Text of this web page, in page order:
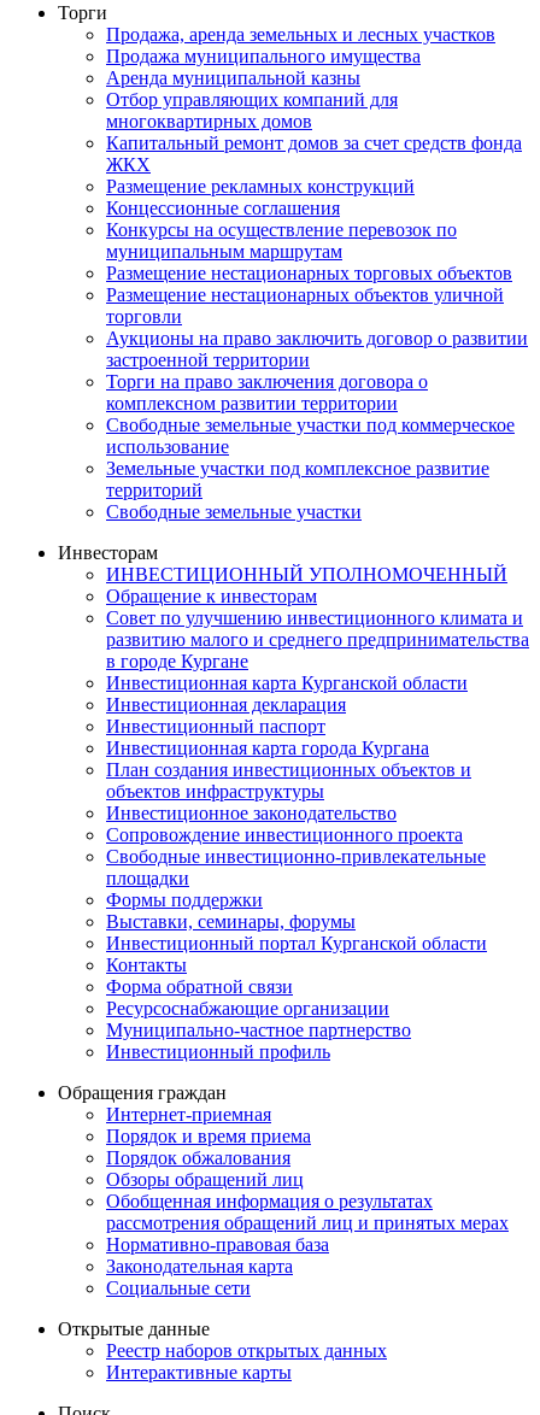
Торги
Продажа, аренда земельных и лесных участков
Продажа муниципального имущества
Аренда муниципальной казны
Отбор управляющих компаний для
многоквартирных домов
Капитальный ремонт домов за счет средств фонда
ЖКХ
Размещение рекламных конструкций
Концессионные соглашения
Конкурсы на осуществление перевозок по
муниципальным маршрутам
Размещение нестационарных торговых объектов
Размещение нестационарных объектов уличной
торговли
Аукционы на право заключить договор о развитии
застроенной территории
Торги на право заключения договора о
комплексном развитии территории
Свободные земельные участки под коммерческое
использование
Земельные участки под комплексное развитие
территорий
Свободные земельные участки
Инвесторам
ИНВЕСТИЦИОННЫЙ УПОЛНОМОЧЕННЫЙ
Обращение к инвесторам
Совет по улучшению инвестиционного климата и
развитию малого и среднего предпринимательства
в городе Кургане
Инвестиционная карта Курганской области
Инвестиционная декларация
Инвестиционный паспорт
Инвестиционная карта города Кургана
План создания инвестиционных объектов и
объектов инфраструктуры
Инвестиционное законодательство
Сопровождение инвестиционного проекта
Свободные инвестиционно-привлекательные
площадки
Формы поддержки
Выставки, семинары, форумы
Инвестиционный портал Курганской области
Контакты
Форма обратной связи
Ресурсоснабжающие организации
Муниципально-частное партнерство
Инвестиционный профиль
Обращения граждан
Интернет-приемная
Порядок и время приема
Порядок обжалования
Обзоры обращений лиц
Обобщенная информация о результатах
рассмотрения обращений лиц и принятых мерах
Нормативно-правовая база
Законодательная карта
Социальные сети
Открытые данные
Реестр наборов открытых данных
Интерактивные карты